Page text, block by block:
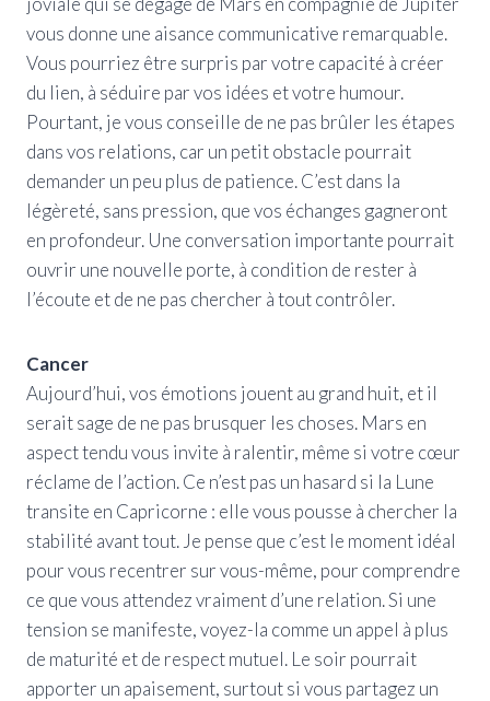
vous donne une aisance communicative remarquable.
Vous pourriez être surpris par votre capacité à créer
du lien, à séduire par vos idées et votre humour.
Pourtant, je vous conseille de ne pas brûler les étapes
dans vos relations, car un petit obstacle pourrait
demander un peu plus de patience. C’est dans la
légèreté, sans pression, que vos échanges gagneront
en profondeur. Une conversation importante pourrait
ouvrir une nouvelle porte, à condition de rester à
l’écoute et de ne pas chercher à tout contrôler.
Cancer
Aujourd’hui, vos émotions jouent au grand huit, et il
serait sage de ne pas brusquer les choses. Mars en
aspect tendu vous invite à ralentir, même si votre cœur
réclame de l’action. Ce n’est pas un hasard si la Lune
transite en Capricorne : elle vous pousse à chercher la
stabilité avant tout. Je pense que c’est le moment idéal
pour vous recentrer sur vous-même, pour comprendre
ce que vous attendez vraiment d’une relation. Si une
tension se manifeste, voyez-la comme un appel à plus
de maturité et de respect mutuel. Le soir pourrait
apporter un apaisement, surtout si vous partagez un